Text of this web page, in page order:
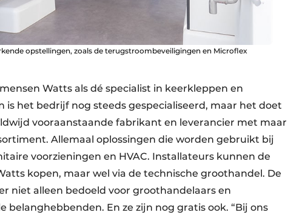
opstellingen, zoals de terugstroombeveiligingen en Microflex
Watts als dé specialist in keerkleppen en
het bedrijf nog steeds gespecialiseerd, maar het doet
vooraanstaande fabrikant en leverancier met maar
Allemaal oplossingen die worden gebruikt bij
voorzieningen en HVAC. Installateurs kunnen de
kopen, maar wel via de technische groothandel. De
niet alleen bedoeld voor groothandelaars en
belanghebbenden. En ze zijn nog gratis ook. “Bij ons